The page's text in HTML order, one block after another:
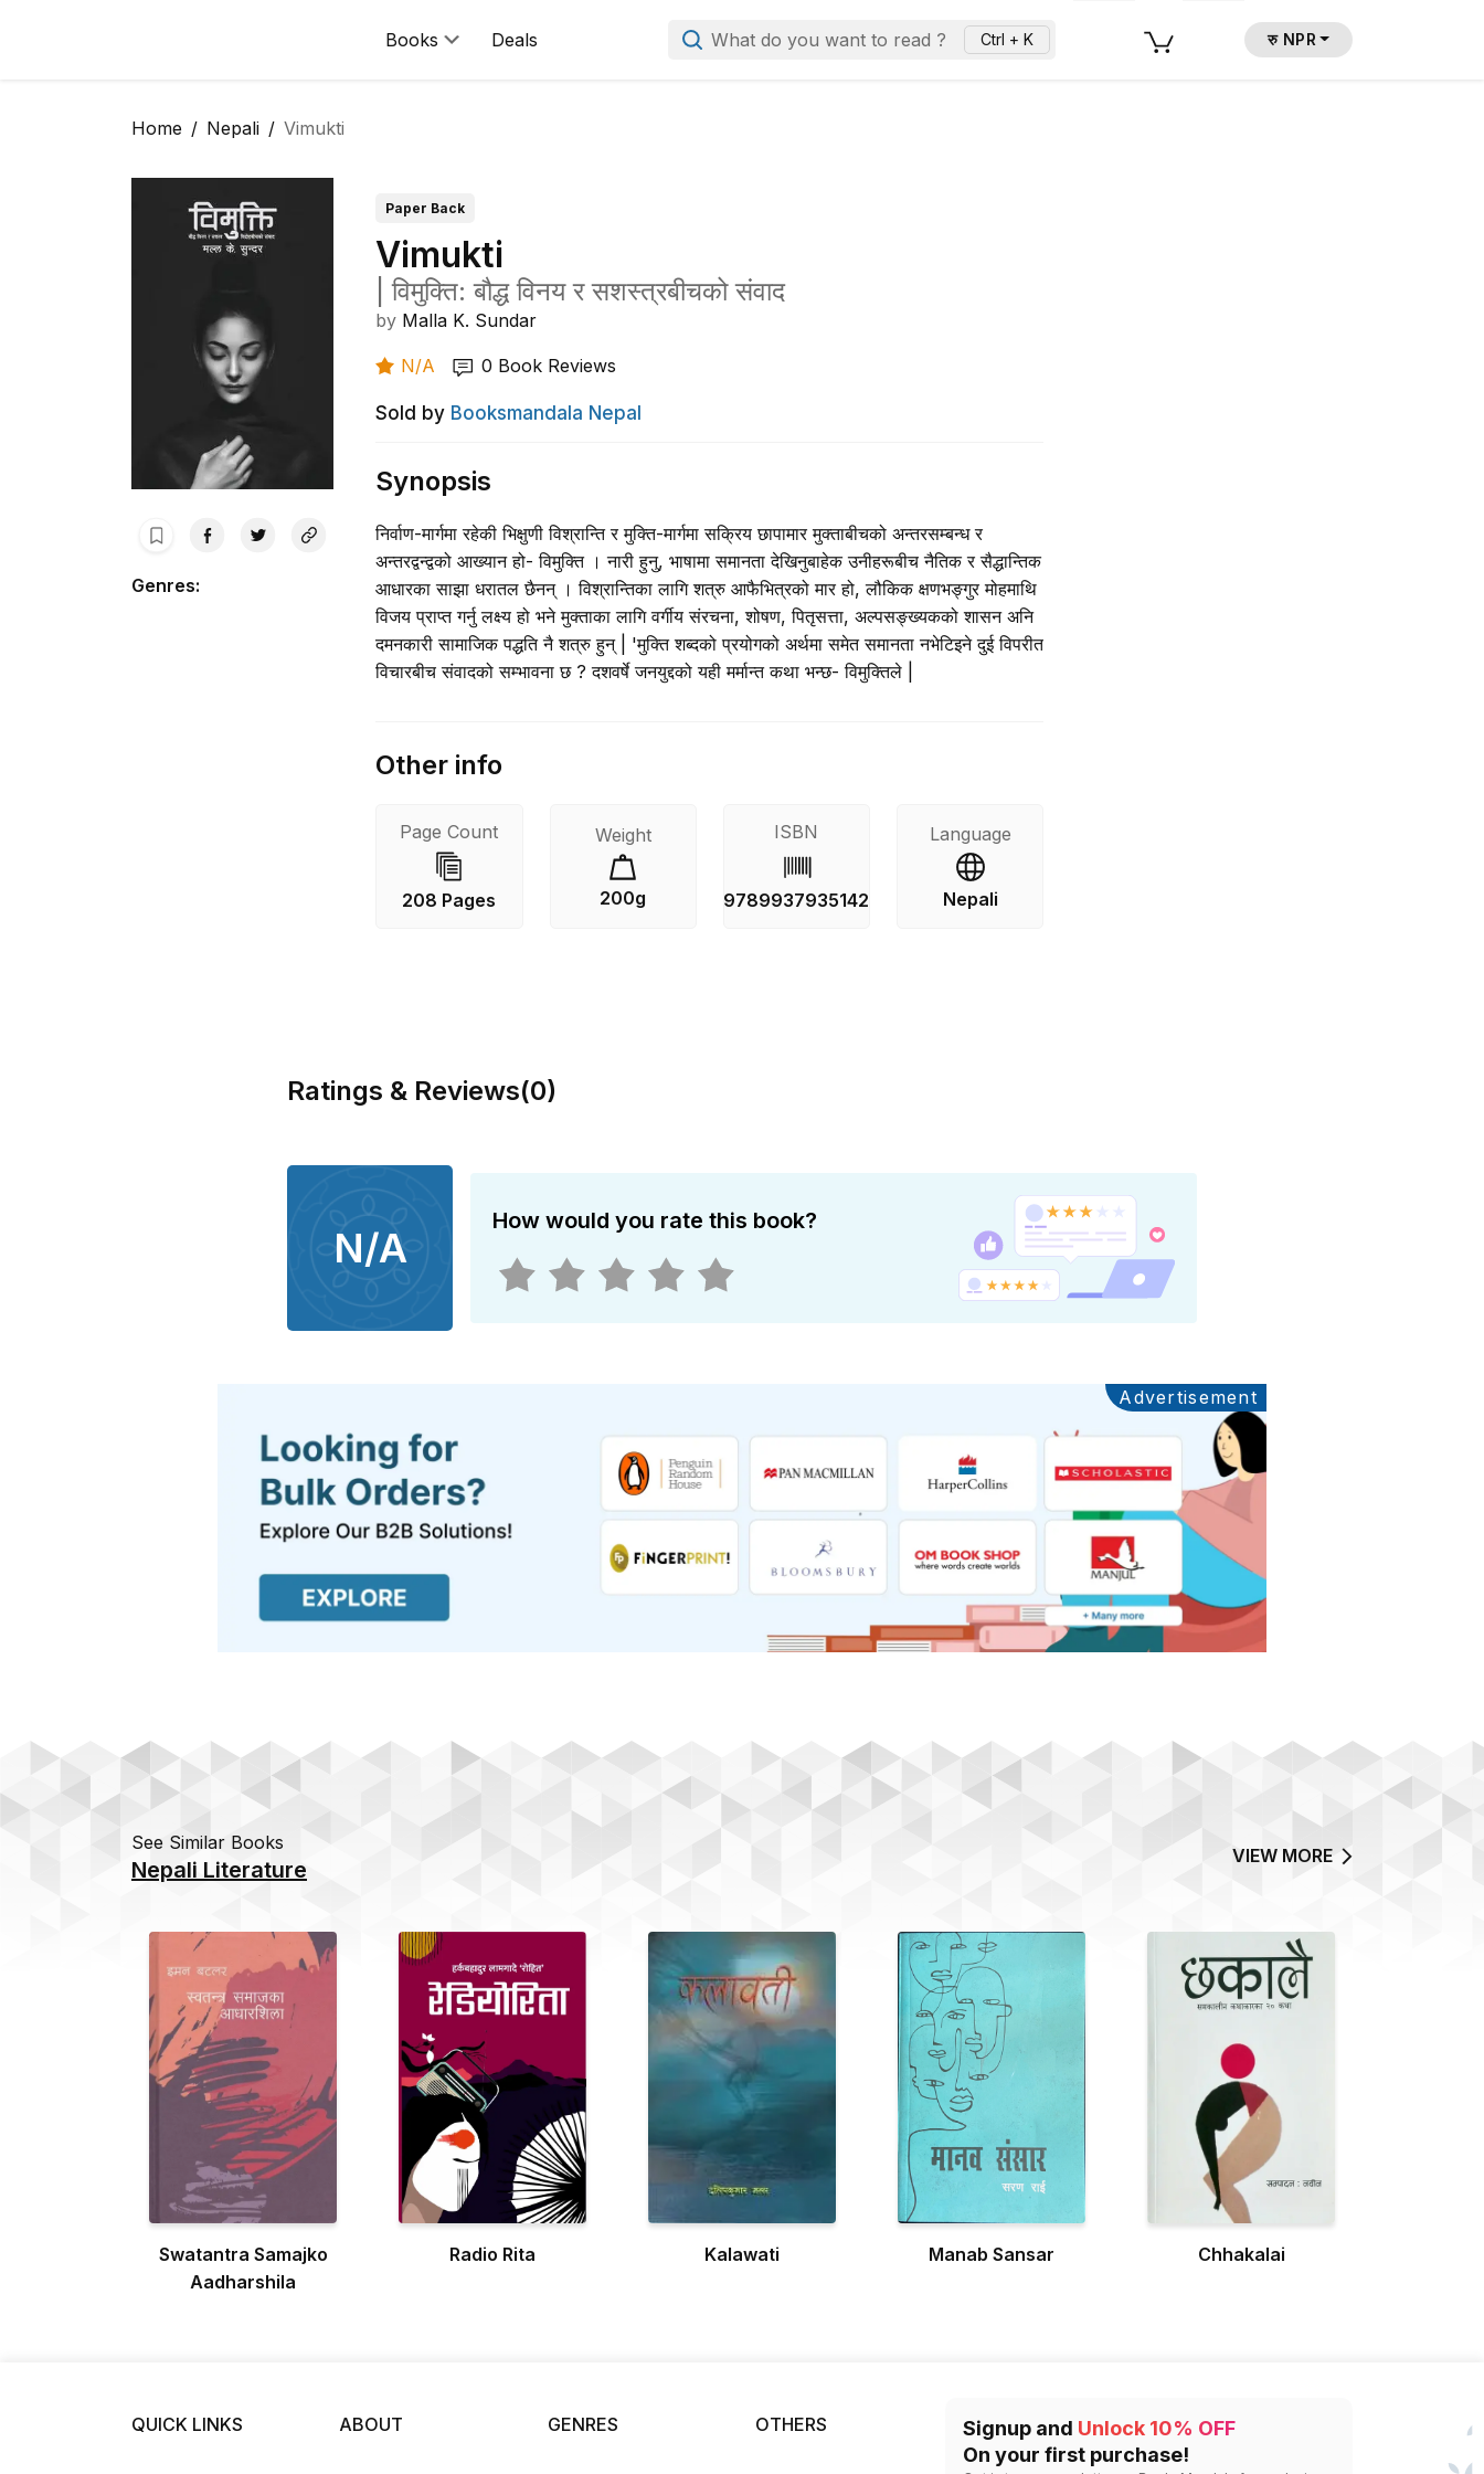
Books Deals What do you want to read ? Ctrl + K रु NPR
Home Nepali Vimukti
Genres:
Paper Back
Vimukti
|विमुक्ति: बौद्ध विनय र सशस्त्रबीचको संवाद
by Malla K. Sundar
N/A 0 Book Reviews
Sold by Booksmandala Nepal
Synopsis
निर्वाण-मार्गमा रहेकी भिक्षुणी विश्रान्ति र मुक्ति-मार्गमा सक्रिय छापामार मुक्ताबीचको अन्तरसम्बन्ध र
अन्तरद्वन्द्वको आख्यान हो- विमुक्ति । नारी हुनु, भाषामा समानता देखिनुबाहेक उनीहरूबीच नैतिक र सैद्धान्तिक
आधारका साझा धरातल छैनन् । विश्रान्तिका लागि शत्रु आफैभित्रको मार हो, लौकिक क्षणभङ्गुर मोहमाथि
विजय प्राप्त गर्नु लक्ष्य हो भने मुक्ताका लागि वर्गीय संरचना, शोषण, पितृसत्ता, अल्पसङ्ख्यकको शासन अनि
दमनकारी सामाजिक पद्धति नै शत्रु हुन् | 'मुक्ति शब्दको प्रयोगको अर्थमा समेत समानता नभेटिइने दुई विपरीत
विचारबीच संवादको सम्भावना छ ? दशवर्षे जनयुद्दको यही मर्मान्त कथा भन्छ- विमुक्तिले |
Other info
Page Count
208 Pages
Weight
200g
ISBN
9789937935142
Language
Nepali
Ratings & Reviews(0)
N/A
How would you rate this book?
Advertisement
Ads
See Similar Books
Nepali Literature
VIEW MORE
Swatantra Samajko
Aadharshila
Radio Rita Kalawati Manab Sansar Chhakalai
QUICK LINKS ABOUT GENRES OTHERS Signup and Unlock 10% OFF
On your first purchase!